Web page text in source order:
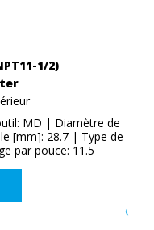
1/2)
MD | Diamètre de
[mm]: 28.7 | Type de
par pouce: 11.5